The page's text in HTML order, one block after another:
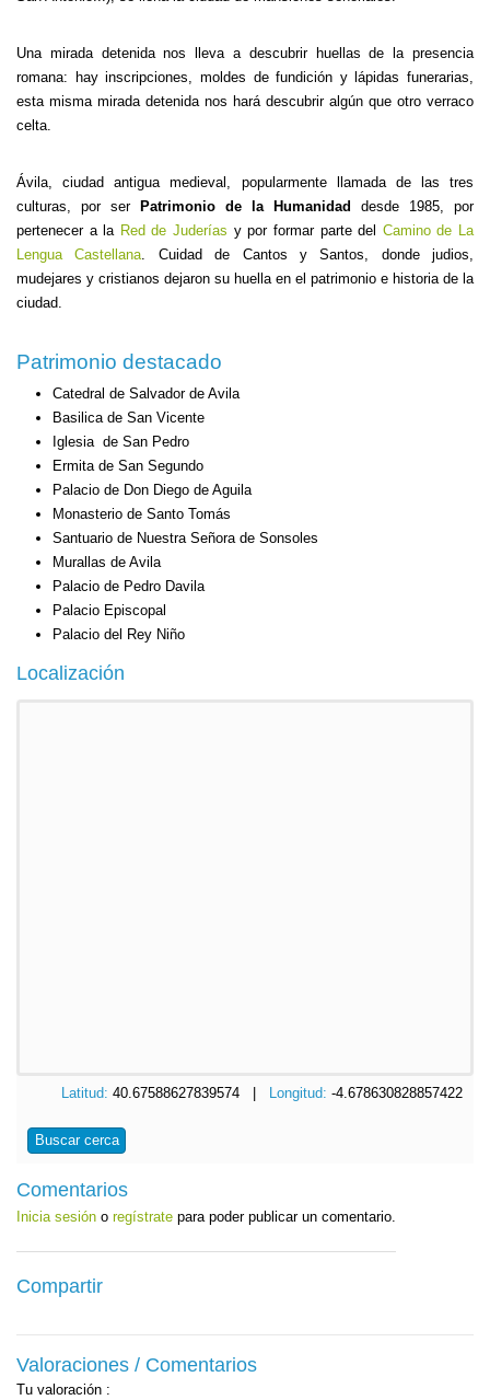
Una mirada detenida nos lleva a descubrir huellas de la presencia
romana: hay inscripciones, moldes de fundición y lápidas funerarias,
esta misma mirada detenida nos hará descubrir algún que otro verraco
celta.
Ávila, ciudad antigua medieval, popularmente llamada de las tres
culturas, por ser
Patrimonio de la Humanidad
desde 1985, por
pertenecer a la Red de Juderías y por formar parte del Camino de La
Lengua Castellana. Cuidad de Cantos y Santos, donde judios,
mudejares y cristianos dejaron su huella en el patrimonio e historia de la
ciudad.
Patrimonio destacado
Catedral de Salvador de Avila
Basilica de San Vicente
Iglesia de San Pedro
Ermita de San Segundo
Palacio de Don Diego de Aguila
Monasterio de Santo Tomás
Santuario de Nuestra Señora de Sonsoles
Murallas de Avila
Palacio de Pedro Davila
Palacio Episcopal
Palacio del Rey Niño
Localización
Latitud: 40.67588627839574 | Longitud: -4.678630828857422
Buscar cerca
Comentarios
Inicia sesión o regístrate para poder publicar un comentario.
Compartir
Valoraciones / Comentarios
Tu valoración :